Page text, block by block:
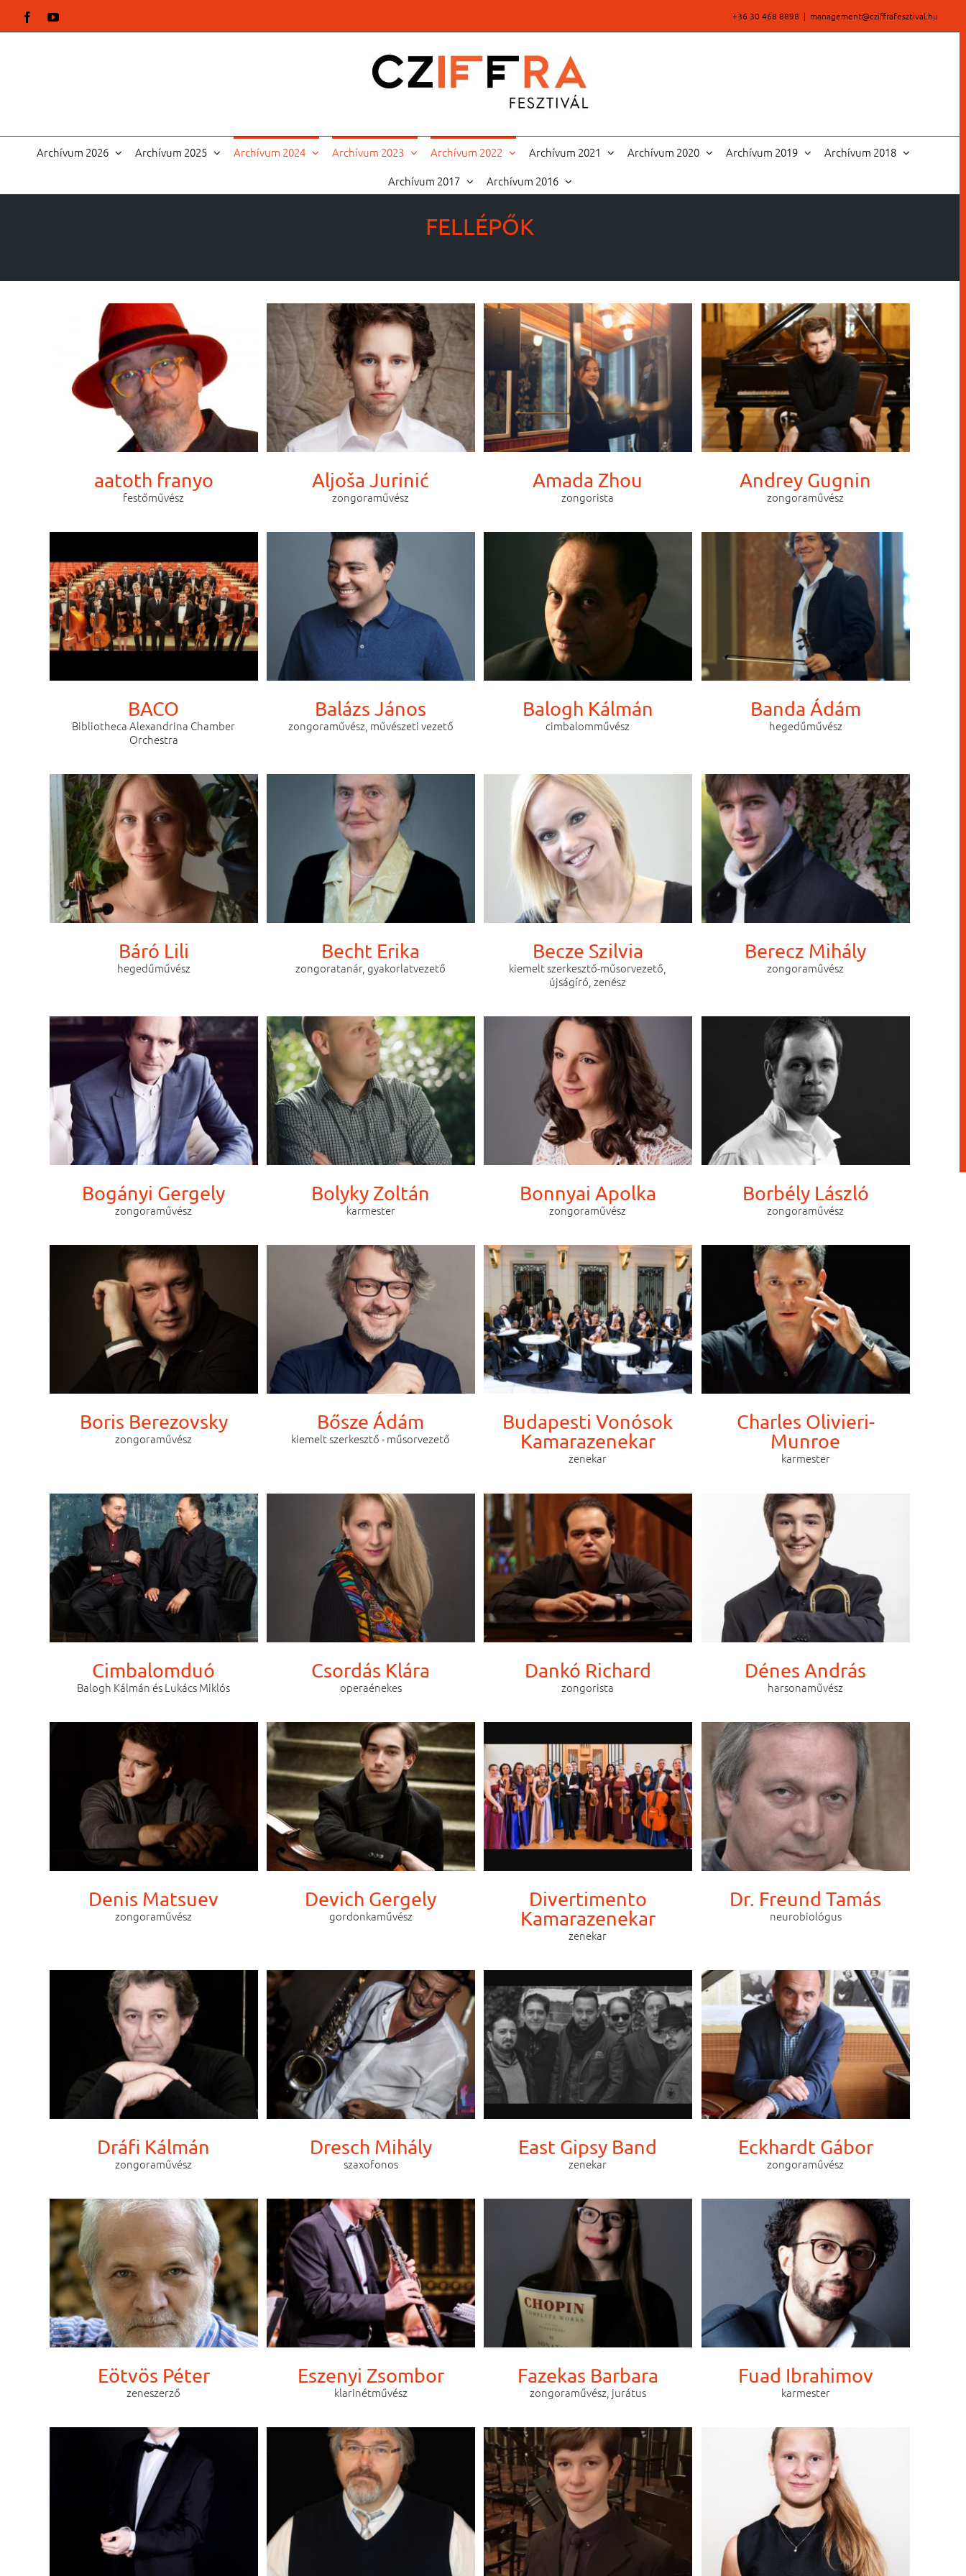
Kihagyás FacebookYouTube +36 30 468 8898 | management@cziffrafesztival.hu
Archívum 2026 Archívum 2025 Archívum 2024 Archívum 2023 Archívum 2022 Archívum 2021 Archívum 2020 Archívum 2019
Archívum 2018
Archívum 2017
Archívum 2016
FELLÉPŐK
aatoth franyo
festőművész
Aljoša Jurinić
zongoraművész
Amada Zhou
zongorista
Andrey Gugnin
zongoraművész
BACO
Bibliotheca Alexandrina Chamber
Orchestra
Balázs János
zongoraművész, művészeti vezető
Balogh Kálmán
cimbalomművész
Banda Ádám
hegedűművész
Báró Lili
hegedűművész
Becht Erika
zongoratanár, gyakorlatvezető
Becze Szilvia
kiemelt szerkesztő-műsorvezető,
újságíró, zenész
Berecz Mihály
zongoraművész
Bogányi Gergely
zongoraművész
Bolyky Zoltán
karmester
Bonnyai Apolka
zongoraművész
Borbély László
zongoraművész
Boris Berezovsky
zongoraművész
Bősze Ádám
kiemelt szerkesztő - műsorvezető
Budapesti Vonósok
Kamarazenekar
zenekar
Charles Olivieri-
Munroe
karmester
Cimbalomduó
Balogh Kálmán és Lukács Miklós
Csordás Klára
operaénekes
Dankó Richard
zongorista
Dénes András
harsonaművész
Denis Matsuev
zongoraművész
Devich Gergely
gordonkaművész
Divertimento
Kamarazenekar
zenekar
Dr. Freund Tamás
neurobiológus
Dráfi Kálmán
zongoraművész
Dresch Mihály
szaxofonos
East Gipsy Band
zenekar
Eckhardt Gábor
zongoraművész
Eötvös Péter
zeneszerző
Eszenyi Zsombor
klarinétművész
Fazekas Barbara
zongoraművész, jurátus
Fuad Ibrahimov
karmester